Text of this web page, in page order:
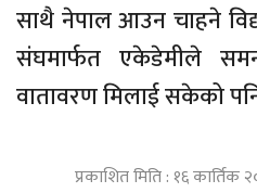
साथै नेपाल आउन चाहने
संघमार्फत एकेडेमीले
वातावरण मिलाई सकेको
प्रकाशित मिति : १६